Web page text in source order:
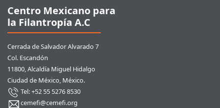
Centro Mexicano para
la Filantropía A.C
Cerrada de Salvador Alvarado 7
Col. Escandón
11800, Alcaldía Miguel Hidalgo
Ciudad de México, México.
Tel: +52 55 5276 8530
cemefi@cemefi.org